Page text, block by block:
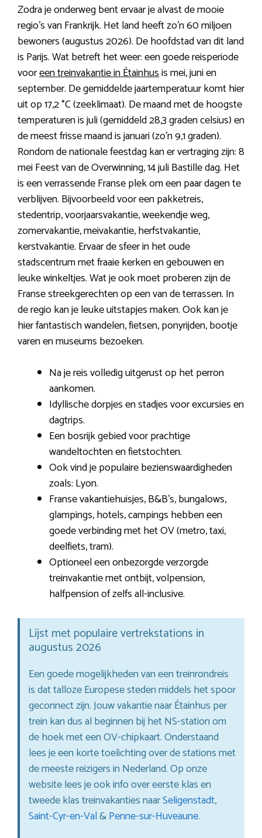
Zodra je onderweg bent ervaar je alvast de mooie
regio’s van Frankrijk. Het land heeft zo’n 60 miljoen
bewoners (augustus 2026). De hoofdstad van dit land
is Parijs. Wat betreft het weer: een goede reisperiode
vooreen treinvakantie in Étainhusis mei, juni en
september. De gemiddelde jaartemperatuur komt hier
uit op 17,2 °C (zeeklimaat). De maand met de hoogste
temperaturen is juli (gemiddeld 28,3 graden celsius) en
de meest frisse maand is januari (zo’n 9,1 graden).
Rondom de nationale feestdag kan er vertraging zijn: 8
mei Feest van de Overwinning, 14 juli Bastille dag. Het
is een verrassende Franse plek om een paar dagen te
verblijven. Bijvoorbeeld voor een pakketreis,
stedentrip, voorjaarsvakantie, weekendje weg,
zomervakantie, meivakantie, herfstvakantie,
kerstvakantie. Ervaar de sfeer in het oude
stadscentrum met fraaie kerken en gebouwen en
leuke winkeltjes. Wat je ook moet proberen zijn de
Franse streekgerechten op een van de terrassen. In
de regio kan je leuke uitstapjes maken. Ook kan je
hier fantastisch wandelen, fietsen, ponyrijden, bootje
varen en museums bezoeken.
Na je reis volledig uitgerust op het perron
aankomen.
Idyllische dorpjes en stadjes voor excursies en
dagtrips.
Een bosrijk gebied voor prachtige
wandeltochten en fietstochten.
Ook vind je populaire bezienswaardigheden
zoals: Lyon.
Franse vakantiehuisjes, B&B’s, bungalows,
glampings, hotels, campings hebben een
goede verbinding met het OV (metro, taxi,
deelfiets, tram).
Optioneel een onbezorgde verzorgde
treinvakantie met ontbijt, volpension,
halfpension of zelfs all-inclusive.
Lijst met populaire vertrekstations in
augustus 2026
Een goede mogelijkheden van een treinrondreis
is dat talloze Europese steden middels het spoor
geconnect zijn. Jouw vakantie naar Étainhus per
trein kan dus al beginnen bij het NS-station om
de hoek met een OV-chipkaart. Onderstaand
lees je een korte toelichting over de stations met
de meeste reizigers in Nederland. Op onze
website lees je ook info over eerste klas en
tweede klas treinvakanties naarSeligenstadt,
Saint-Cyr-en-Val&Penne-sur-Huveaune.